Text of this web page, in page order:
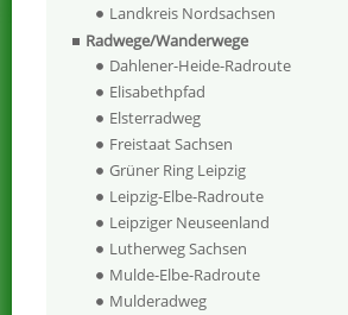
Landkreis Nordsachsen
Radwege/Wanderwege
Dahlener-Heide-Radroute
Elisabethpfad
Elsterradweg
Freistaat Sachsen
Grüner Ring Leipzig
Leipzig-Elbe-Radroute
Leipziger Neuseenland
Lutherweg Sachsen
Mulde-Elbe-Radroute
Mulderadweg